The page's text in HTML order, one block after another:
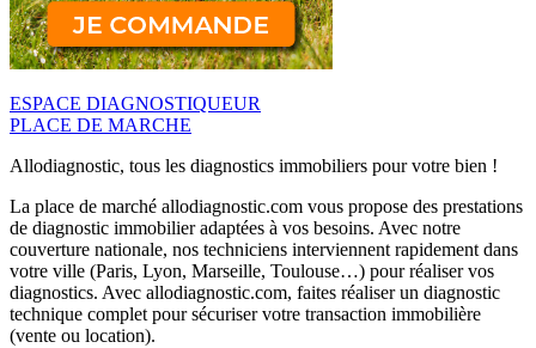
ESPACE DIAGNOSTIQUEUR
PLACE DE MARCHE
Allodiagnostic, tous les diagnostics immobiliers pour votre bien !
La place de marché allodiagnostic.com vous propose des prestations
de diagnostic immobilier adaptées à vos besoins. Avec notre
couverture nationale, nos techniciens interviennent rapidement dans
votre ville (Paris, Lyon, Marseille, Toulouse…) pour réaliser vos
diagnostics. Avec allodiagnostic.com, faites réaliser un diagnostic
technique complet pour sécuriser votre transaction immobilière
(vente ou location).